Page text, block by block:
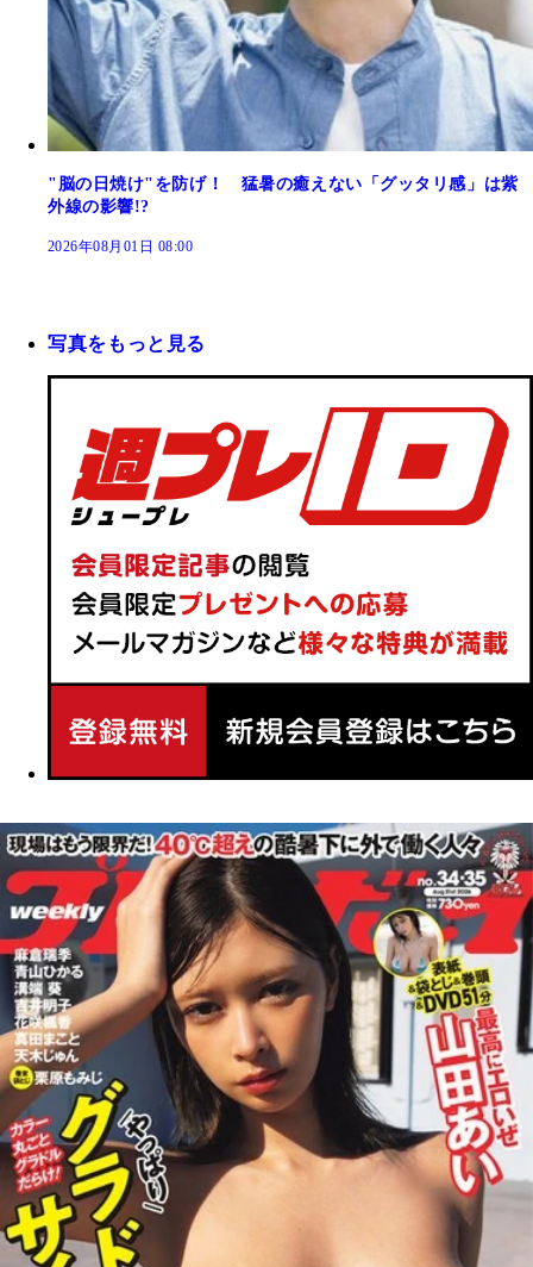
"脳の日焼け"を防げ！ 猛暑の癒えない「グッタリ感」は紫
外線の影響!?
2026年08月01日 08:00
写真をもっと見る